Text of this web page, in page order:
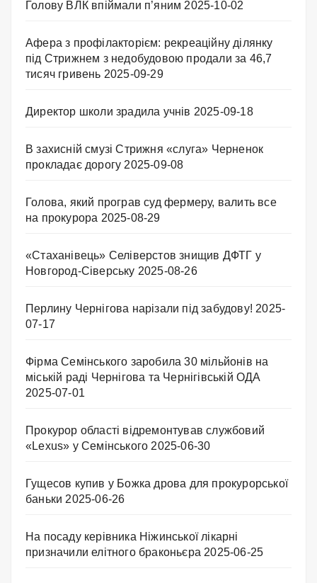
Голову ВЛК впіймали п’яним 2025-10-02
Афера з профілакторієм: рекреаційну ділянку
під Стрижнем з недобудовою продали за 46,7
тисяч гривень 2025-09-29
Директор школи зрадила учнів 2025-09-18
В захисній смузі Стрижня «слуга» Черненок
прокладає дорогу 2025-09-08
Голова, який програв суд фермеру, валить все
на прокурора 2025-08-29
«Стаханівець» Селіверстов знищив ДФТГ у
Новгород-Сіверську 2025-08-26
Перлину Чернігова нарізали під забудову! 2025-
07-17
Фірма Семінського заробила 30 мільйонів на
міській раді Чернігова та Чернігівській ОДА
2025-07-01
Прокурор області відремонтував службовий
«Lexus» у Семінського 2025-06-30
Гущесов купив у Божка дрова для прокурорської
баньки 2025-06-26
На посаду керівника Ніжинської лікарні
призначили елітного браконьєра 2025-06-25